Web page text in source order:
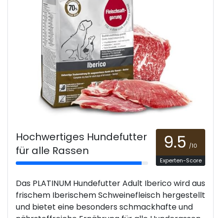
Hochwertiges Hundefutter
für alle Rassen
9.5 /10
Experten-Score
Das PLATINUM Hundefutter Adult Iberico wird aus
frischem Iberischem Schweinefleisch hergestellt
und bietet eine besonders schmackhafte und